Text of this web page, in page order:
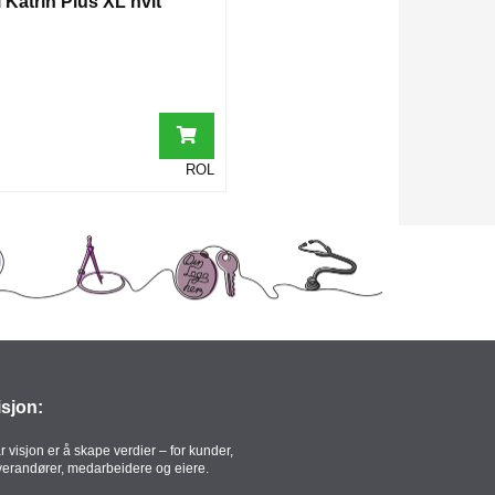
ROL
visjon er å skape verdier – for kunder,
medarbeidere og eiere.